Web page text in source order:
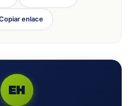
enlace
EH